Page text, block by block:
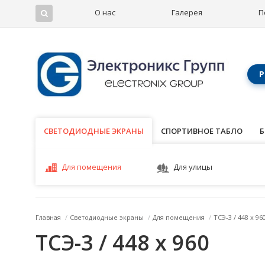
О нас Галерея
СВЕТОДИОДНЫЕ ЭКРАНЫ
СВЕТОДИОДНЫЕ ЭКРАНЫ СПОРТИВНОЕ ТАБЛО
Для помещения Для улицы
Главная / Светодиодные экраны / Для помещения / ТСЭ-3 / 448 x
ТСЭ-3 / 448 x 960